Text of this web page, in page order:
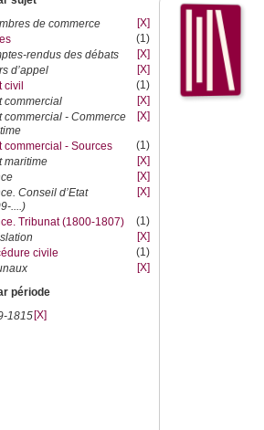
de commerce
[X]
(1)
rendus des débats
[X]
d’appel
[X]
civil
(1)
commercial
[X]
commercial - Commerce
[X]
commercial - Sources
(1)
maritime
[X]
[X]
Conseil d’Etat
....)
[X]
Tribunat (1800-1807)
(1)
[X]
civile
(1)
[X]
période
1815[X]